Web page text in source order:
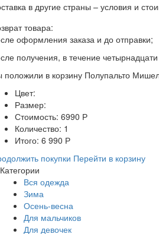
в другие страны – условия и
товара:
оформления заказа и до отправки;
получения, в течение
положили в корзину Полупальто
Цвет:
Размер:
Стоимость: 6990 Р
Количество: 1
Итого: 6 990 Р
покупки Перейти в корзину
Категории
Вся одежда
Зима
Осень-весна
Для мальчиков
Для девочек